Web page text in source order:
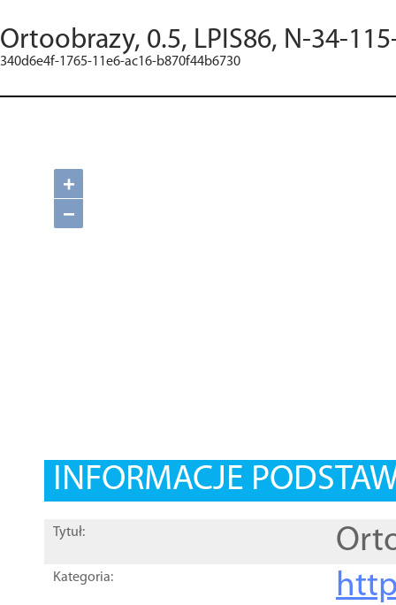
Ortoobrazy, 0.5, LPIS86, N-34-
340d6e4f-1765-11e6-ac16-b870f44b6730
+
−
INFORMACJE
Tytuł:
Kategoria: